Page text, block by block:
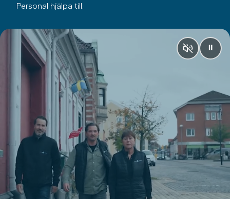
Personal hjälpa till.
⏸